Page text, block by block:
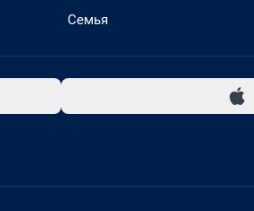
Семья